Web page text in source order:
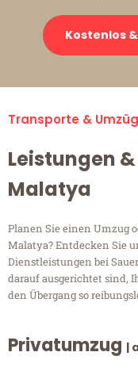
Kostenlos
Transporte &
Leistungen
Malatya
Planen Sie einen Umzug
Malatya? Entdecken Sie
Dienstleistungen bei
darauf ausgerichtet sind,
den Übergang so
Privatumzug |